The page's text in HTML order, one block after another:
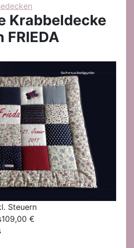
Krabbeldecke
FRIEDA
Steuern
109,00 €